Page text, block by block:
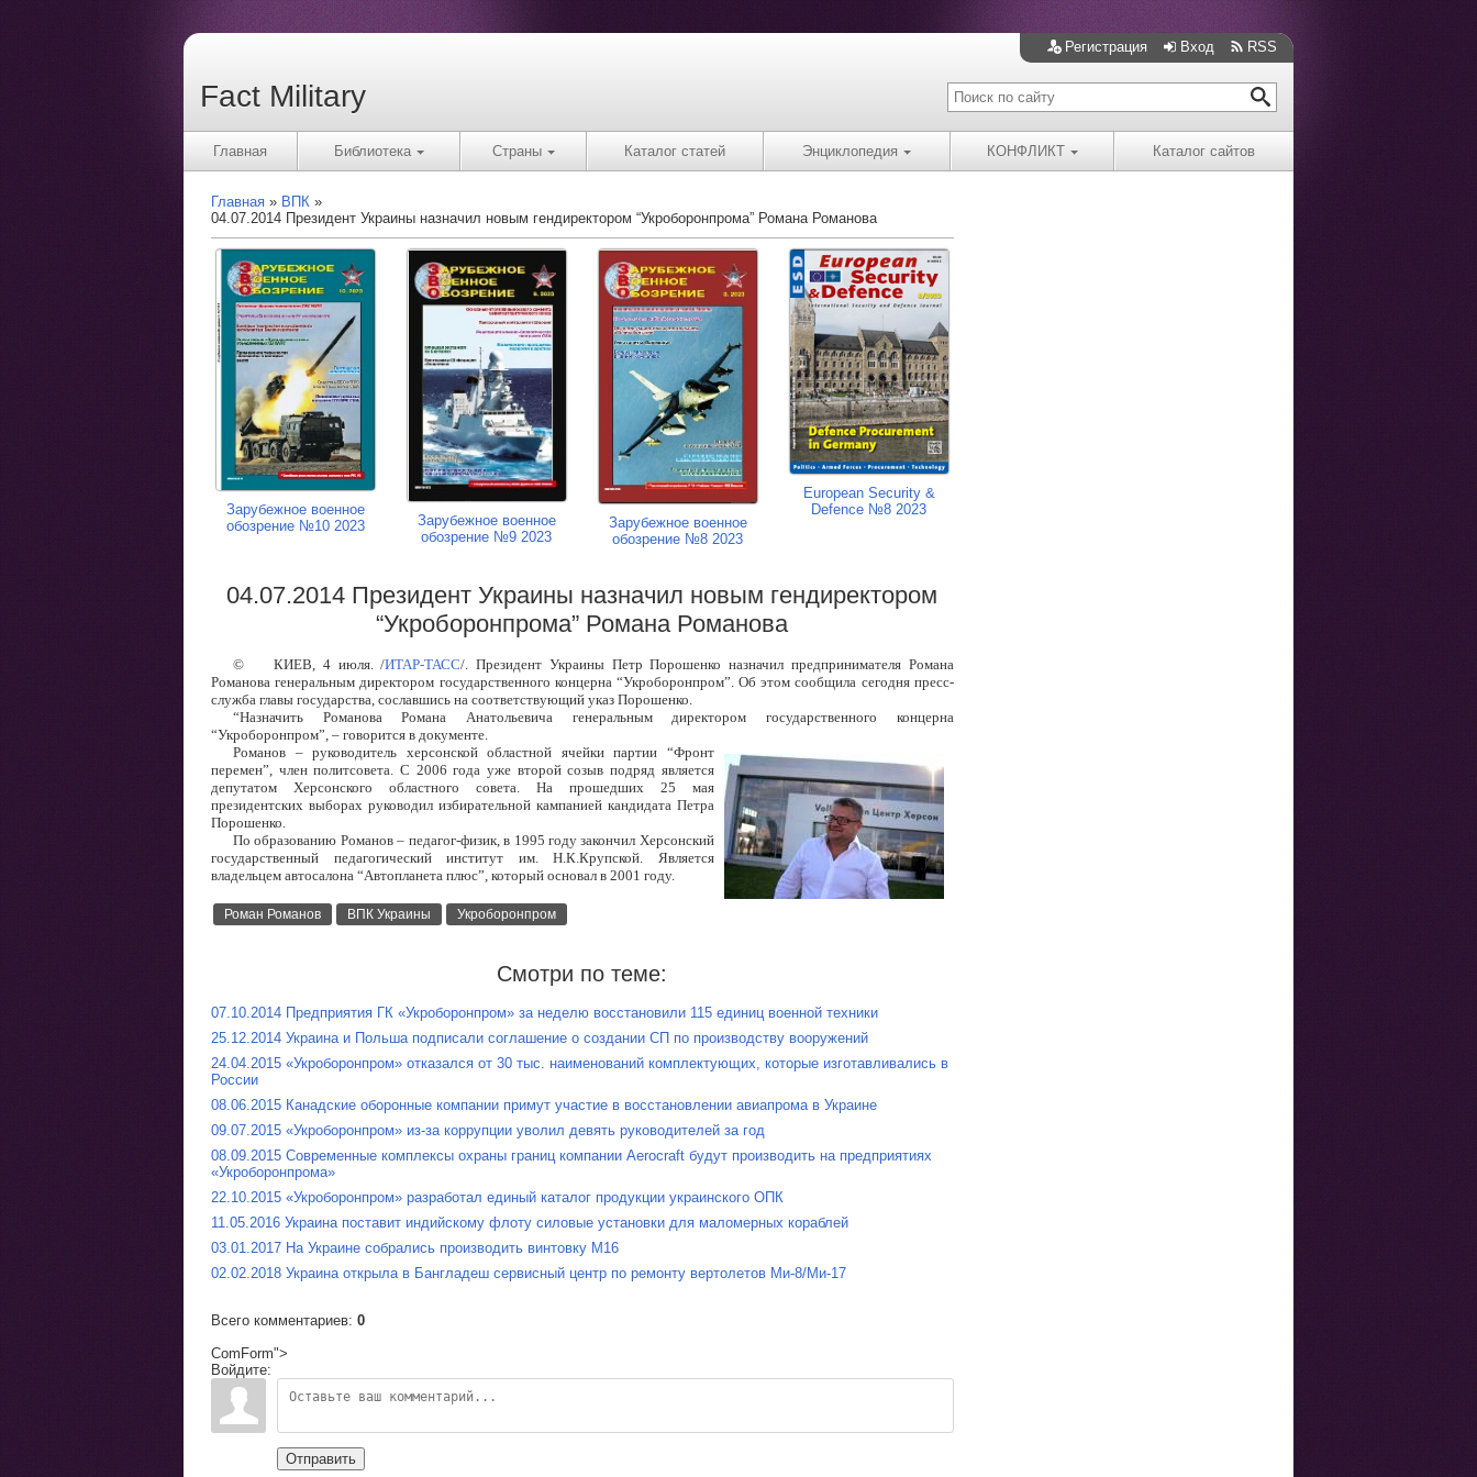
Регистрация Вход RSS
Fact Military
Главная Библиотека Страны Каталог статей Энциклопедия КОНФЛИКТ Каталог сайтов
Главная
ВПК
04.07.2014 Президент Украины назначил новым гендиректором “Укроборонпрома” Романа Романова
Зарубежное военное
обозрение №10 2023
Зарубежное военное
обозрение №9 2023
Зарубежное военное
обозрение №8 2023
European Security &
Defence №8 2023
04.07.2014 Президент Украины назначил новым гендиректором
“Укроборонпрома” Романа Романова
© КИЕВ, 4 июля. /ИТАР-ТАСС/. Президент Украины Петр Порошенко назначил предпринимателя Романа
Романова генеральным директором государственного концерна “Укроборонпром”. Об этом сообщила сегодня пресс-
служба главы государства, сославшись на соответствующий указ Порошенко.
“Назначить Романова Романа Анатольевича генеральным директором государственного концерна
“Укроборонпром”, – говорится в документе.
Романов – руководитель херсонской областной ячейки партии “Фронт
перемен”, член политсовета. С 2006 года уже второй созыв подряд является
депутатом Херсонского областного совета. На прошедших 25 мая
президентских выборах руководил избирательной кампанией кандидата Петра
Порошенко.
По образованию Романов – педагог-физик, в 1995 году закончил Херсонский
государственный педагогический институт им. Н.К.Крупской. Является
владельцем автосалона “Автопланета плюс”, который основал в 2001 году.
Роман Романов ВПК Украины Укроборонпром
Смотри по теме:
07.10.2014 Предприятия ГК «Укроборонпром» за неделю восстановили 115 единиц военной техники
25.12.2014 Украина и Польша подписали соглашение о создании СП по производству вооружений
24.04.2015 «Укроборонпром» отказался от 30 тыс. наименований комплектующих, которые изготавливались в
России
08.06.2015 Канадские оборонные компании примут участие в восстановлении авиапрома в Украине
09.07.2015 «Укроборонпром» из-за коррупции уволил девять руководителей за год
08.09.2015 Современные комплексы охраны границ компании Aerocraft будут производить на предприятиях
«Укроборонпрома»
22.10.2015 «Укроборонпром» разработал единый каталог продукции украинского ОПК
11.05.2016 Украина поставит индийскому флоту силовые установки для маломерных кораблей
03.01.2017 На Украине собрались производить винтовку M16
02.02.2018 Украина открыла в Бангладеш сервисный центр по ремонту вертолетов Ми-8/Ми-17
Всего комментариев: 0
ComForm">
Войдите:
Отправить